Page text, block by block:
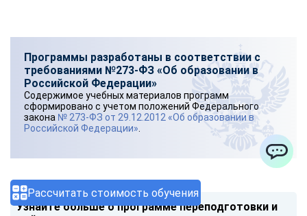
Рассчитать стоимость обучения
Программы разработаны в соответствии с
требованиями №273-ФЗ «Об образовании в
Российской Федерации»
Содержимое учебных материалов программ
сформировано с учетом положений Федерального
закона № 273-ФЗ от 29.12.2012 «Об образовании в
Российской Федерации»
Узнайте больше о программе переподготовки и